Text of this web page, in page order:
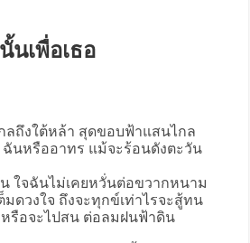
นเพื่อเธอ
ลถึงใต้หล้า สุดขอบฟ้าแสนไกล
ฉันหรืออาทร แม้จะร้อนดังตะวัน
ใจฉันไม่เคยหวั่นต่อขวากหนาม
มดวงใจ ถึงจะทุกข์เท่าไรจะสู้ทน
หรือจะไปสน ต่อลมฝนฟ้าดิน